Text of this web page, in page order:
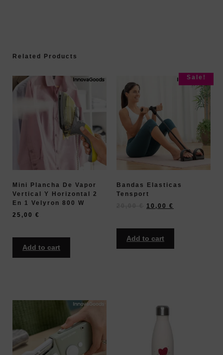
Related Products
Mini Plancha De Vapor
Vertical Y Horizontal 2
En 1 Velyron 800 W
25,00 €
Add to cart
Sale!
Bandas Elasticas
Tensport
10,00 €
Add to cart